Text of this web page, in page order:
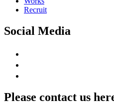
Recruit
Social Media
Please contact us